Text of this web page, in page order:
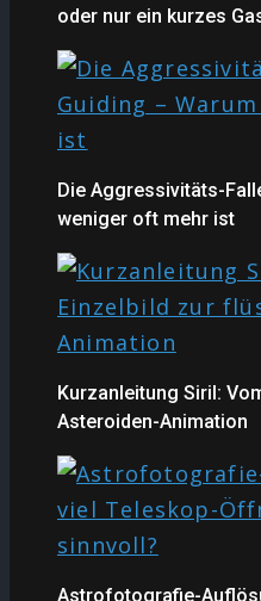
oder nur ein kurzes
Die Aggressivitäts-
weniger oft mehr ist
Kurzanleitung Siril:
Asteroiden-Animation
Astrofotografie-